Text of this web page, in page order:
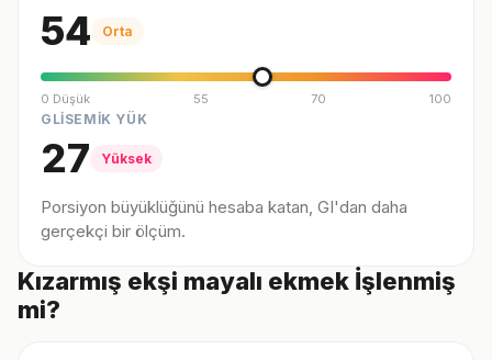
54 Orta
0 Düşük 55 70 100
GLİSEMİK YÜK
27 Yüksek
Porsiyon büyüklüğünü hesaba katan, GI'dan daha
gerçekçi bir ölçüm.
Kızarmış ekşi mayalı ekmek İşlenmiş
mi?